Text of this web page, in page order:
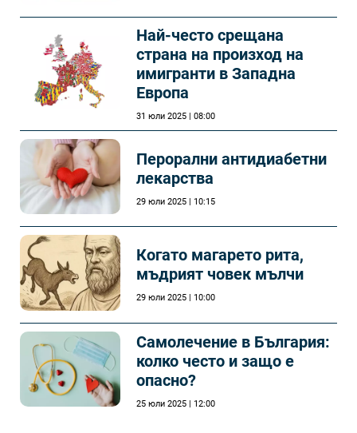
Най-често срещана
страна на произход на
имигранти в Западна
Европа
31 юли 2025 | 08:00
Перорални антидиабетни
лекарства
29 юли 2025 | 10:15
Когато магарето рита,
мъдрият човек мълчи
29 юли 2025 | 10:00
Самолечeние в България:
колко често и защо е
опасно?
25 юли 2025 | 12:00